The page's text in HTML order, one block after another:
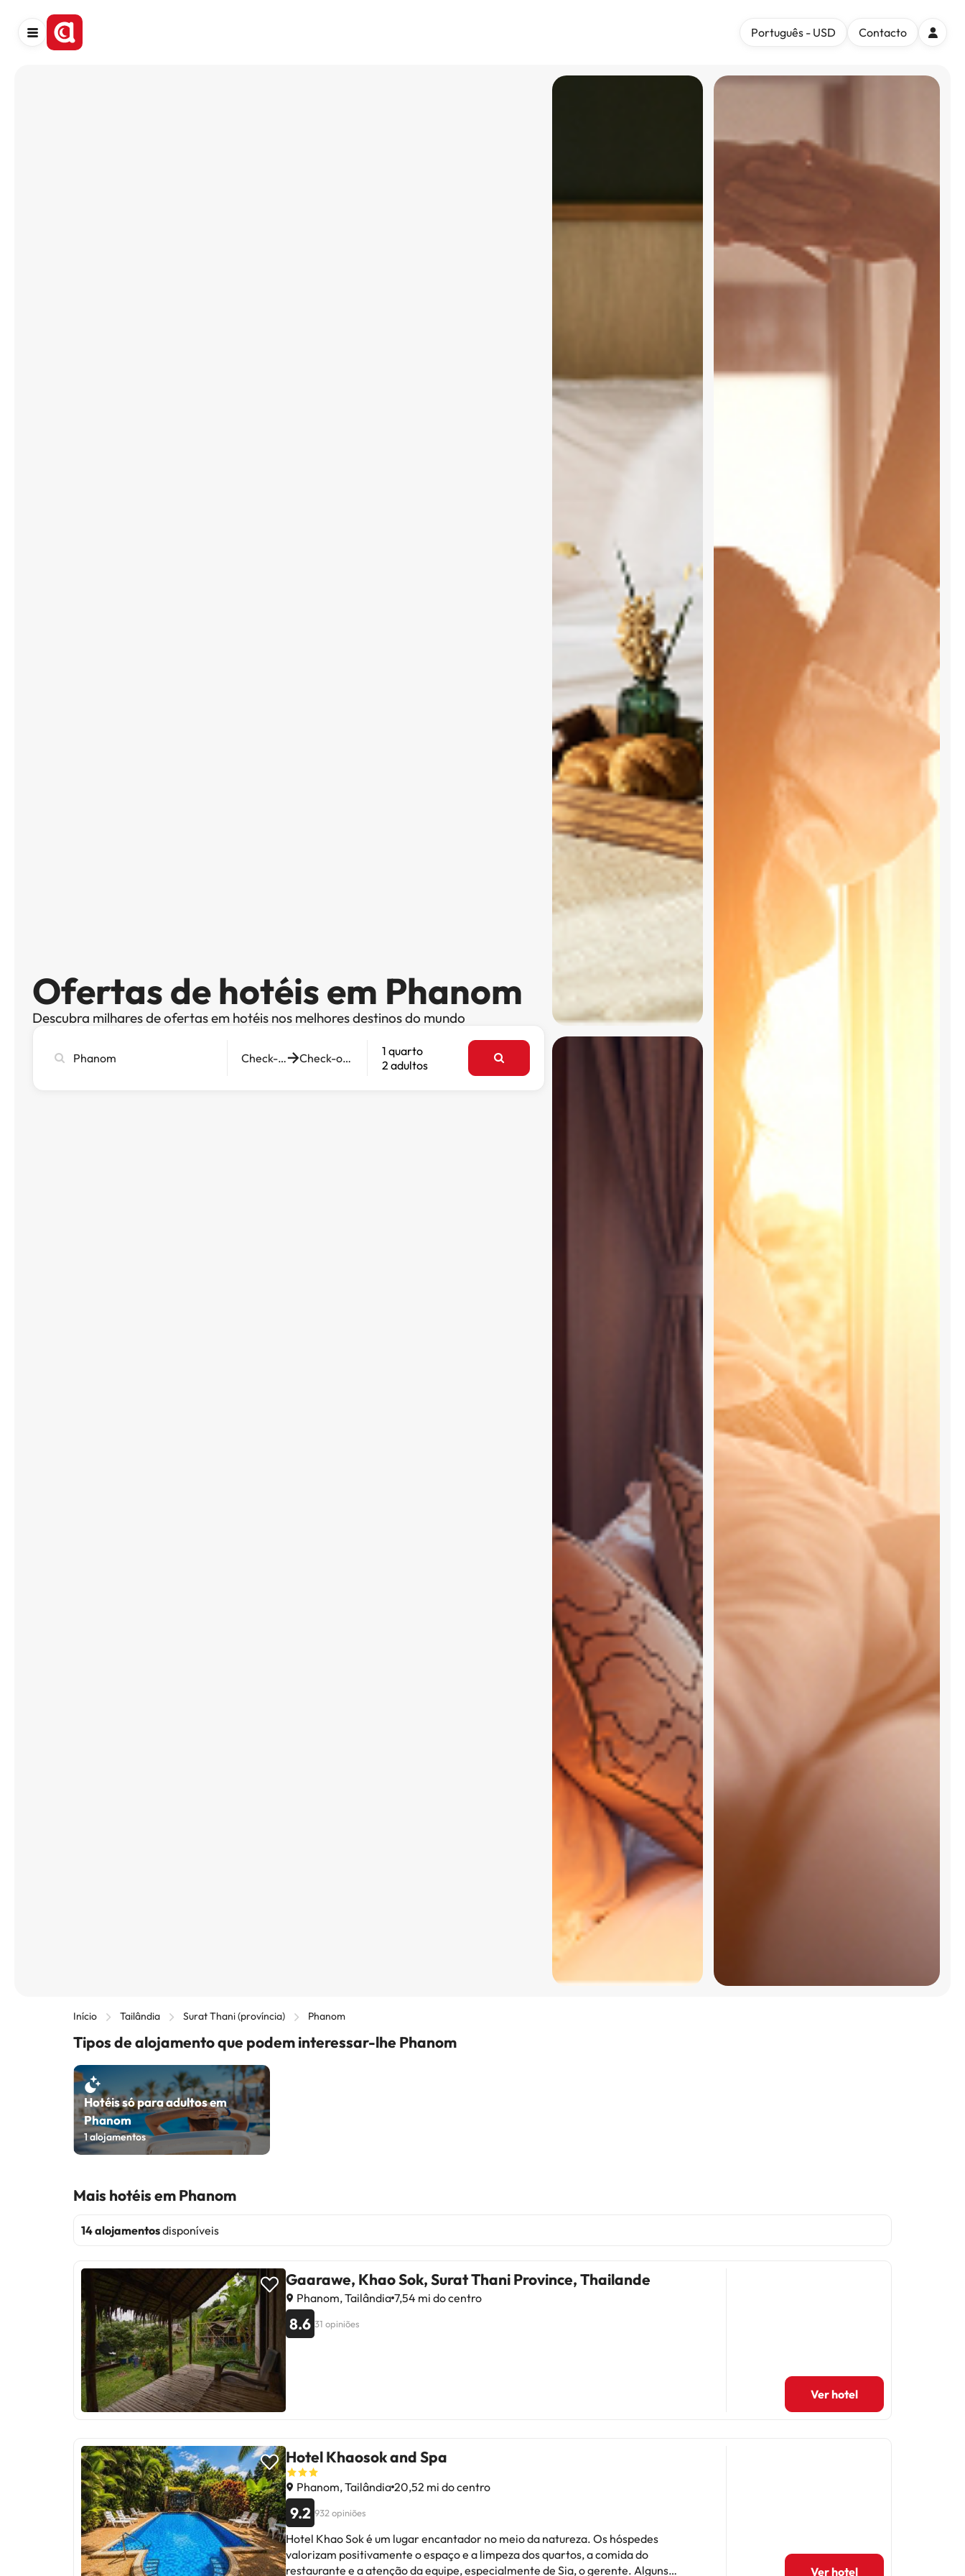
Português - USD Contacto
Ofertas de hotéis em Phanom
Descubra milhares de ofertas em hotéis nos melhores destinos do mundo
cidade,
Check-in Check-out
1 quarto
2 adultos
Início Tailândia Surat Thani (província) Phanom
Tipos de alojamento que podem interessar-lhe Phanom
Hotéis só para adultos em
Phanom
1alojamentos
Mais hotéis em Phanom
14 alojamentosdisponíveis
Gaarawe, Khao Sok, Surat Thani Province, Thailande
Phanom, Tailândia 7,54 mi do centro
8.6 31 opiniões
Ver hotel
Hotel Khaosok and Spa
Phanom, Tailândia 20,52 mi do centro
9.2 932 opiniões
Hotel Khao Sok é um lugar encantador no meio da natureza. Os hóspedes
valorizam positivamente o espaço e a limpeza dos quartos, a comida do
restaurante e a atenção da equipe, especialmente de Sia, o gerente. Alguns
Ver hotel